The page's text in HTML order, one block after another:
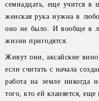
семнадцать, еще учится в
женская рука нужна в
оно не было. И вообще в
жизни пригодятся.
Живут они, аксайские
если считать с начала
работа на земле никогда
того, кто ей кланяется,